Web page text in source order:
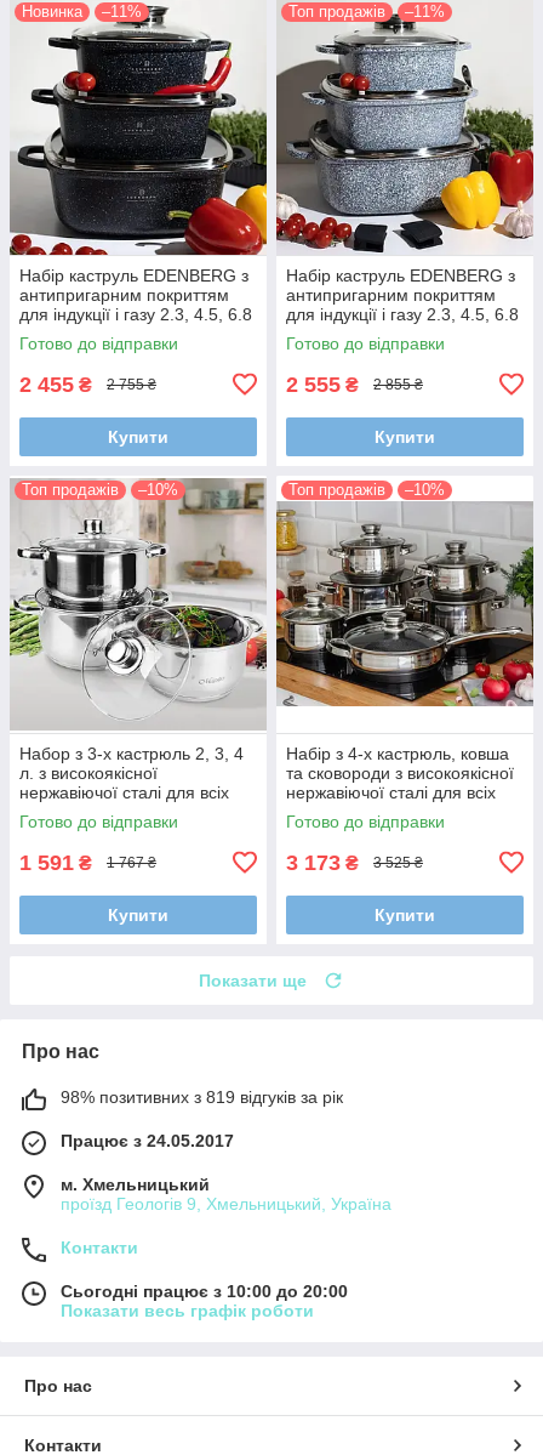
Новинка –11%
Набір каструль EDENBERG з
антипригарним покриттям
для індукції і газу 2.3, 4.5, 6.8
л
Готово до відправки
2 455 ₴ 2 755 ₴
Купити
Топ продажів –11%
Набір каструль EDENBERG з
антипригарним покриттям
для індукції і газу 2.3, 4.5, 6.8
л
Готово до відправки
2 555 ₴ 2 855 ₴
Купити
Топ продажів –10%
Набор з 3-х кастрюль 2, 3, 4
л. з високоякісної
нержавіючої сталі для всіх
тип плит
Готово до відправки
1 591 ₴ 1 767 ₴
Купити
Топ продажів –10%
Набір з 4-х кастрюль, ковша
та сковороди з високоякісної
нержавіючої сталі для всіх
видів плит
Готово до відправки
3 173 ₴ 3 525 ₴
Купити
Показати ще
Про нас
98% позитивних з 819 відгуків за рік
Працює з 24.05.2017
м. Хмельницький
проїзд Геологів 9, Хмельницький, Україна
Контакти
Сьогодні працює з 10:00 до 20:00
Показати весь графік роботи
Про нас
Контакти